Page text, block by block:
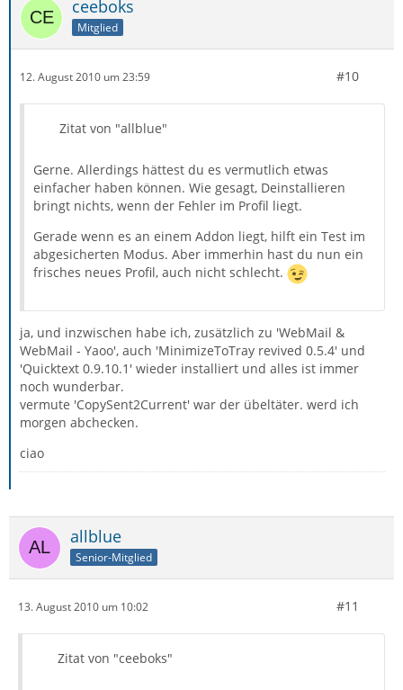
ceeboks
Mitglied
12. August 2010 um 23:59 #10
Zitat von "allblue"
Gerne. Allerdings hättest du es vermutlich etwas
einfacher haben können. Wie gesagt, Deinstallieren
bringt nichts, wenn der Fehler im Profil liegt.
Gerade wenn es an einem Addon liegt, hilft ein Test im
abgesicherten Modus. Aber immerhin hast du nun ein
frisches neues Profil, auch nicht schlecht.
ja, und inzwischen habe ich, zusätzlich zu 'WebMail &
WebMail - Yaoo', auch 'MinimizeToTray revived 0.5.4' und
'Quicktext 0.9.10.1' wieder installiert und alles ist immer
noch wunderbar.
vermute 'CopySent2Current' war der übeltäter. werd ich
morgen abchecken.
ciao
allblue
Senior-Mitglied
13. August 2010 um 10:02 #11
Zitat von "ceeboks"